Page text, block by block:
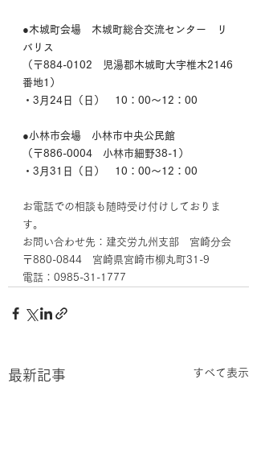
●木城町会場　木城町総合交流センター　リ
バリス
（〒884-0102　児湯郡木城町大字椎木2146
番地1）
・3月24日（日）　10：00～12：00
●小林市会場　小林市中央公民館
（〒886-0004　小林市細野38-1）
・3月31日（日）　10：00～12：00
お電話での相談も随時受け付けしておりま
す。
お問い合わせ先：建交労九州支部　宮崎分会
〒880-0844　宮崎県宮崎市柳丸町31-9
電話：0985-31-1777
最新記事 すべて表示